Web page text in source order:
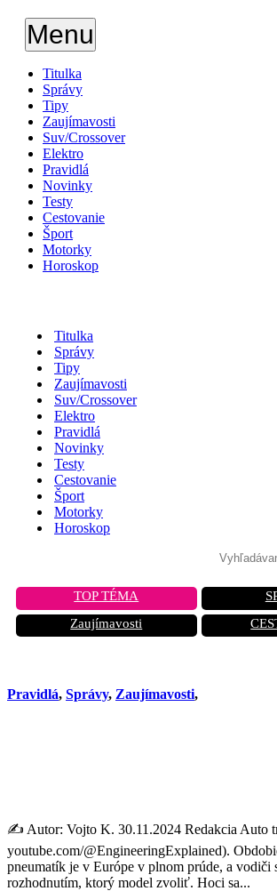
Menu
Titulka
Správy
Tipy
Zaujímavosti
Suv/Crossover
Elektro
Pravidlá
Novinky
Testy
Cestovanie
Šport
Motorky
Horoskop
Titulka
Správy
Tipy
Zaujímavosti
Suv/Crossover
Elektro
Pravidlá
Novinky
Testy
Cestovanie
Šport
Motorky
Horoskop
TOP TÉMA
Zaujímavosti
Pravidlá, Správy, Zaujímavosti,
✍️ Autor: Vojto K. 30.11.2024 Redakcia Auto
youtube.com/@EngineeringExplained).
pneumatík je v Európe v plnom prúde, a vodiči
rozhodnutím, ktorý model zvoliť. Hoci sa...